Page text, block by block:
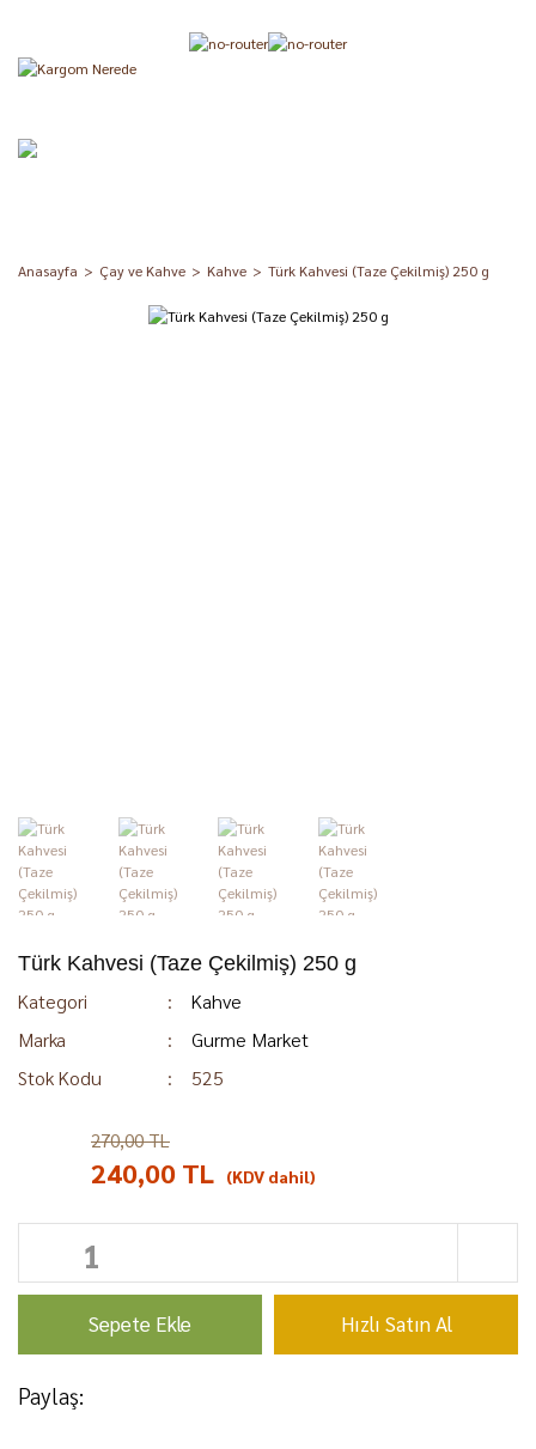
Anasayfa Çay ve Kahve Kahve Türk Kahvesi (Taze Çekilmiş) 250 g
Türk Kahvesi (Taze Çekilmiş) 250 g
Kategori
Kahve
Marka
Gurme Market
Stok Kodu
525
270,00 TL
240,00 TL (KDV dahil)
Sepete Ekle Hızlı Satın Al
Paylaş: